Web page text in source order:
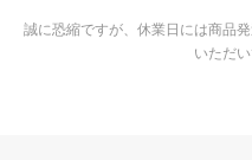
誠に恐縮ですが、休業日には商品
いただい